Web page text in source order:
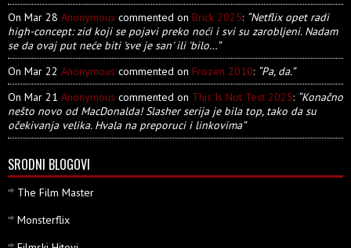
On Mar 28 Anonymous commented on Brick 2025: “Netflix opet radi
high-concept: zid koji se pojavi preko noći i svi su zarobljeni. Nadam
se da ovaj put neće biti 'sve je san' ili 'bilo…”
On Mar 22 Anonymous commented on Frozen 2010: “Pa, da.”
On Mar 21 Anonymous commented on This Is Not Test 2025: “Konačno
nešto novo od MacDonalda! Slasher serija je bila top, tako da su
očekivanja velika. Hvala na preporuci i linkovima”
SRODNI BLOGOVI
The Film Master
Monsterflix